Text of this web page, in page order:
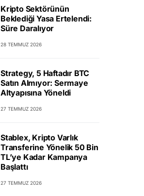
Kripto Sektörünün
Beklediği Yasa Ertelendi:
Süre Daralıyor
28 TEMMUZ 2026
Strategy, 5 Haftadır BTC
Satın Almıyor: Sermaye
Altyapısına Yöneldi
27 TEMMUZ 2026
Stablex, Kripto Varlık
Transferine Yönelik 50 Bin
TL’ye Kadar Kampanya
Başlattı
27 TEMMUZ 2026